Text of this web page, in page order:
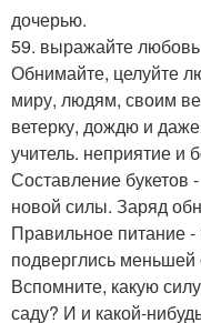
дочерью.
59. выражайте
Обнимайте, целуйте
миру, людям, своим
ветерку, дождю и
учитель. неприятие и
Составление букетов
новой силы. Заряд
Правильное питание -
подверглись меньшей
Вспомните, какую
саду? И и какой-